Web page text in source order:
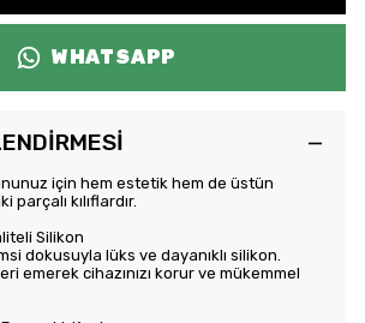
WHATSAPP
için hem estetik hem de üstün
kılıflardır.
Silikon
dokusuyla lüks ve dayanıklı silikon.
emerek cihazınızı korur ve mükemmel